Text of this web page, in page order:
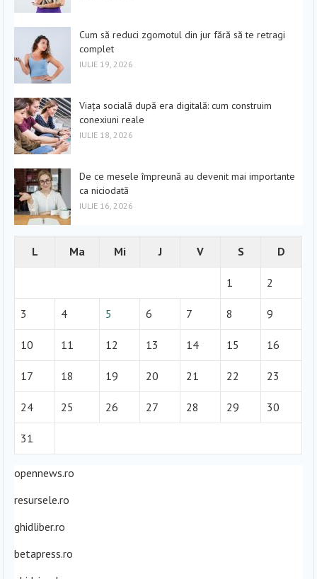
Cum să reduci zgomotul din jur fără să te retragi
complet
IULIE 19, 2026
Viața socială după era digitală: cum construim
conexiuni reale
IULIE 18, 2026
De ce mesele împreună au devenit mai importante
ca niciodată
IULIE 16, 2026
L Ma Mi J V S D
1 2
3 4 5 6 7 8 9
10 11 12 13 14 15 16
17 18 19 20 21 22 23
24 25 26 27 28 29 30
31
opennews.ro
resursele.ro
ghidliber.ro
betapress.ro